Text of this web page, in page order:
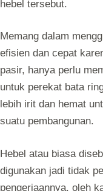
hebel tersebut.
Memang dalam
efisien dan cepat
pasir, hanya perlu
untuk perekat bata
lebih irit dan hemat
suatu pembangunan.
Hebel atau biasa
digunakan jadi tidak
pengerjaannya, oleh